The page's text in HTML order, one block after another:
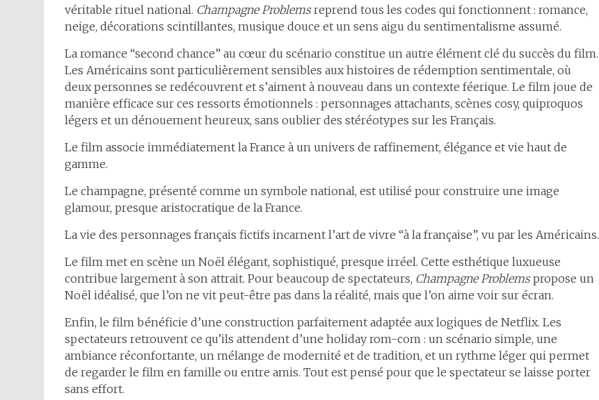
véritable rituel national. Champagne Problemsreprend tous les codes qui fonctionnent : romance,
neige, décorations scintillantes, musique douce et un sens aigu du sentimentalisme assumé.
La romance “second chance” au cœur du scénario constitue un autre élément clé du succès du film.
Les Américains sont particulièrement sensibles aux histoires de rédemption sentimentale, où
deux personnes se redécouvrent et s’aiment à nouveau dans un contexte féerique. Le film joue de
manière efficace sur ces ressorts émotionnels : personnages attachants, scènes cosy, quiproquos
légers et un dénouement heureux, sans oublier des stéréotypes sur les Français.
Le film associe immédiatement la France à un univers de raffinement, élégance et vie haut de
gamme.
Le champagne, présenté comme un symbole national, est utilisé pour construire une image
glamour, presque aristocratique de la France.
La vie des personnages français fictifs incarnent l’art de vivre “à la française”, vu par les Américains.
Le film met en scène un Noël élégant, sophistiqué, presque irréel. Cette esthétique luxueuse
contribue largement à son attrait. Pour beaucoup de spectateurs, Champagne Problemspropose un
Noël idéalisé, que l’on ne vit peut-être pas dans la réalité, mais que l’on aime voir sur écran.
Enfin, le film bénéficie d’une construction parfaitement adaptée aux logiques de Netflix. Les
spectateurs retrouvent ce qu’ils attendent d’une holiday rom-com : un scénario simple, une
ambiance réconfortante, un mélange de modernité et de tradition, et un rythme léger qui permet
de regarder le film en famille ou entre amis. Tout est pensé pour que le spectateur se laisse porter
sans effort.